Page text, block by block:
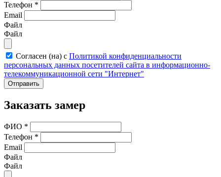
Телефон *
Email
Файл
Файл
Согласен (на) с Политикой конфиденциальности
персональных данных посетителей сайта в информационно-
телекоммуникационной сети "Интернет"
Отправить
Заказать замер
ФИО *
Телефон *
Email
Файл
Файл